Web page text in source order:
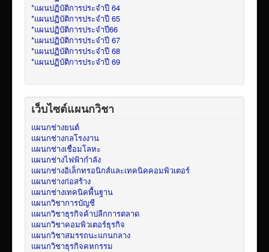
*แผนปฏิบัติการประจำปี 64
*แผนปฏิบัติการประจำปี 65
*แผนปฏิบัติการประจำปี66
*แผนปฏิบัติการประจำปี 67
*แผนปฏิบัติการประจำปี 68
*แผนปฏิบัติการประจำปี 69
เว็บไซต์แผนกวิชา
แผนกช่างยนต์
แผนกช่างกลโรงงาน
แผนกช่างเชื่อมโลหะ
แผนกช่างไฟฟ้ากำลัง
แผนกช่างอิเล็กทรอนิกส์และเทคนิคคอมพิวเตอร์
แผนกช่างก่อสร้าง
แผนกช่างเทคนิคพื้นฐาน
แผนกวิชาการบัญชี
แผนกวิชาธุรกิจค้าปลีกการตลาด
แผนกวิชาคอมพิวเตอร์ธุรกิจ
แผนกวิชาสมรรถนะแกนกลาง
แผนกวิชาธุรกิจคหกรรม